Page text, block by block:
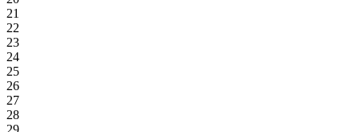
21
22
23
24
25
26
27
28